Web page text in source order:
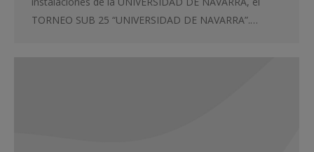
TORNEO SUB 25 “UNIVERSIDAD DE NAVARRA”.…